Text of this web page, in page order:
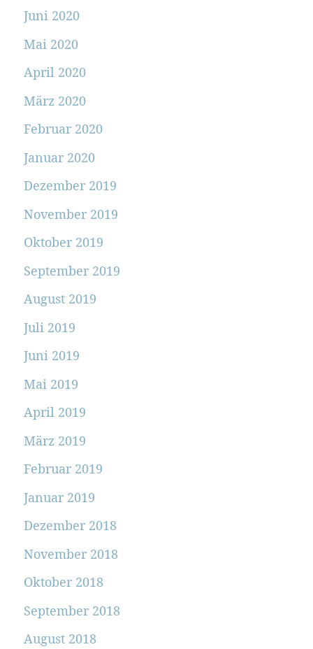
Juni 2020
Mai 2020
April 2020
März 2020
Februar 2020
Januar 2020
Dezember 2019
November 2019
Oktober 2019
September 2019
August 2019
Juli 2019
Juni 2019
Mai 2019
April 2019
März 2019
Februar 2019
Januar 2019
Dezember 2018
November 2018
Oktober 2018
September 2018
August 2018